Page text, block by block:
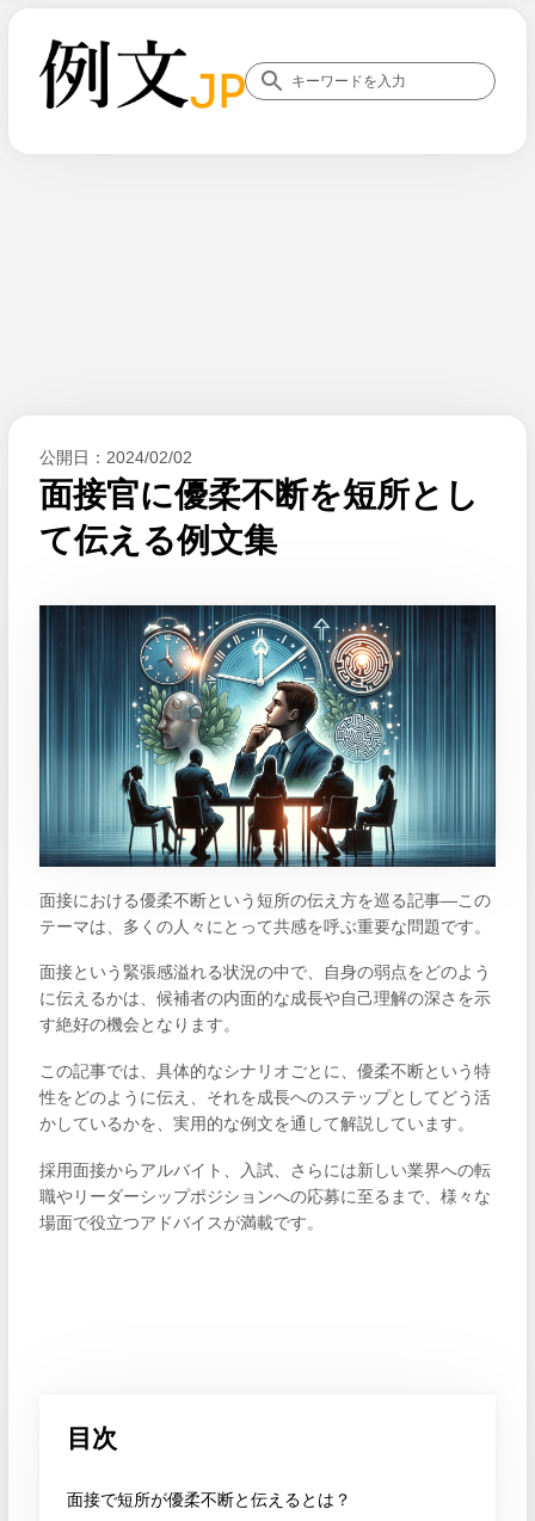
公開日： 2024/02/02
面接官に優柔不断を短所とし
て伝える例文集
面接における優柔不断という短所の伝え方を巡る記事―この
テーマは、多くの人々にとって共感を呼ぶ重要な問題です。
面接という緊張感溢れる状況の中で、自身の弱点をどのよう
に伝えるかは、候補者の内面的な成長や自己理解の深さを示
す絶好の機会となります。
この記事では、具体的なシナリオごとに、優柔不断という特
性をどのように伝え、それを成長へのステップとしてどう活
かしているかを、実用的な例文を通して解説しています。
採用面接からアルバイト、入試、さらには新しい業界への転
職やリーダーシップポジションへの応募に至るまで、様々な
場面で役立つアドバイスが満載です。
目次
面接で短所が優柔不断と伝えるとは？